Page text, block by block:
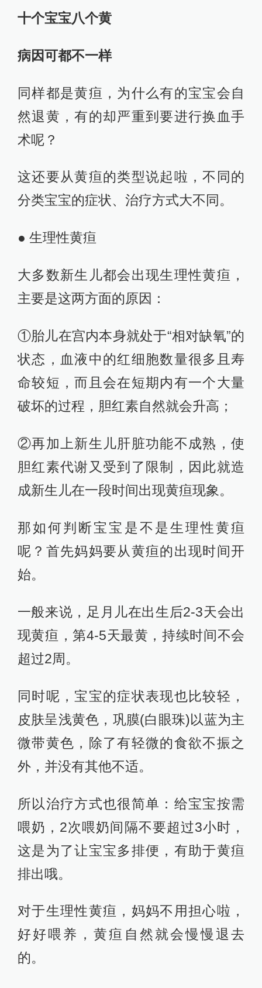
十个宝宝八个黄
病因可都不一样
同样都是黄疸，为什么有的宝宝会自
然退黄，有的却严重到要进行换血手
术呢？
这还要从黄疸的类型说起啦，不同的
分类宝宝的症状、治疗方式大不同。
● 生理性黄疸
大多数新生儿都会出现生理性黄疸，
主要是这两方面的原因：
①胎儿在宫内本身就处于“相对缺氧”的
状态，血液中的红细胞数量很多且寿
命较短，而且会在短期内有一个大量
破坏的过程，胆红素自然就会升高；
②再加上新生儿肝脏功能不成熟，使
胆红素代谢又受到了限制，因此就造
成新生儿在一段时间出现黄疸现象。
那如何判断宝宝是不是生理性黄疸
呢？首先妈妈要从黄疸的出现时间开
始。
一般来说，足月儿在出生后2-3天会出
现黄疸，第4-5天最黄，持续时间不会
超过2周。
同时呢，宝宝的症状表现也比较轻，
皮肤呈浅黄色，巩膜(白眼珠)以蓝为主
微带黄色，除了有轻微的食欲不振之
外，并没有其他不适。
所以治疗方式也很简单：给宝宝按需
喂奶，2次喂奶间隔不要超过3小时，
这是为了让宝宝多排便，有助于黄疸
排出哦。
对于生理性黄疸，妈妈不用担心啦，
好好喂养，黄疸自然就会慢慢退去
的。